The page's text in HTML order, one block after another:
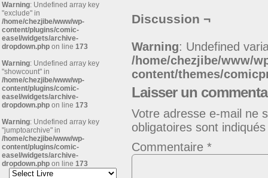
Warning: Undefined array key
"exclude" in
/home/chezjibe/www/wp-
content/plugins/comic-
easel/widgets/archive-
dropdown.php on line 173
Warning: Undefined array key
"showcount" in
/home/chezjibe/www/wp-
content/plugins/comic-
easel/widgets/archive-
dropdown.php on line 173
Warning: Undefined array key
"jumptoarchive" in
/home/chezjibe/www/wp-
content/plugins/comic-
easel/widgets/archive-
dropdown.php on line 173
Discussion ¬
Warning: Undefined
/home/chezjibe/www/
content/themes/
Laisser un
Votre adresse e-mail ne
obligatoires sont
Commentaire *